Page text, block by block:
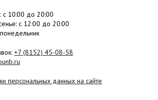
: с 10:00 до 20:00
: c 12:00 до 20:00
+7 (8152) 45-08-58
персональных данных на сайте